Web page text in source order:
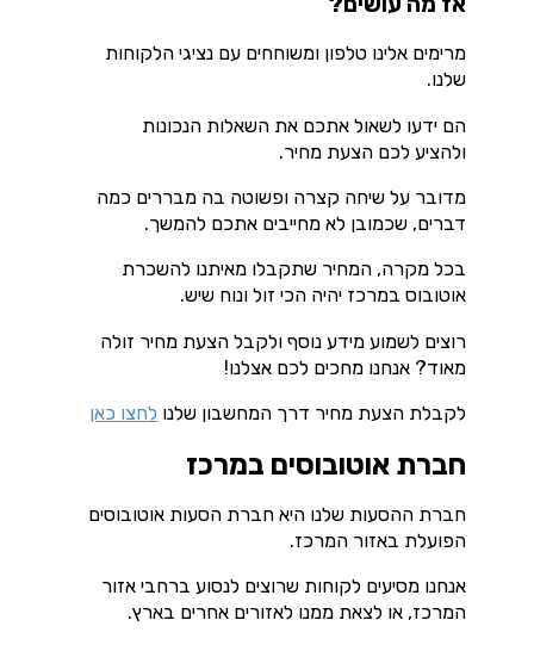
מרימים אלינו טלפון ומשוחחים עם נציגי הלקוחות
שלנו.
הם ידעו לשאול אתכם את השאלות הנכונות
ולהציע לכם הצעת מחיר.
מדובר על שיחה קצרה ופשוטה בה מבררים כמה
דברים, שכמובן לא מחייבים אתכם להמשך.
בכל מקרה, המחיר שתקבלו מאיתנו להשכרת
אוטובוס במרכז יהיה הכי זול ונוח שיש.
רוצים לשמוע מידע נוסף ולקבל הצעת מחיר זולה
מאוד? אנחנו מחכים לכם אצלנו!
לקבלת הצעת מחיר דרך המחשבון שלנו לחצו כאן
חברת אוטובוסים במרכז
חברת ההסעות שלנו היא חברת הסעות אוטובוסים
הפועלת באזור המרכז.
אנחנו מסיעים לקוחות שרוצים לנסוע ברחבי אזור
המרכז, או לצאת ממנו לאזורים אחרים בארץ.